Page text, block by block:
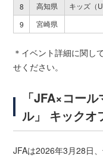
8
高知県 キッズ（
9
宮崎県
＊イベント詳細に関し
せください。
「JFA×コー
ル」 キックオ
JFAは2026年3月28日